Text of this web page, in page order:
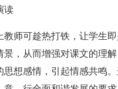
读
教师可趁热打铁，让学生
景，从而增强对课文的理
思想感情，引起情感共鸣